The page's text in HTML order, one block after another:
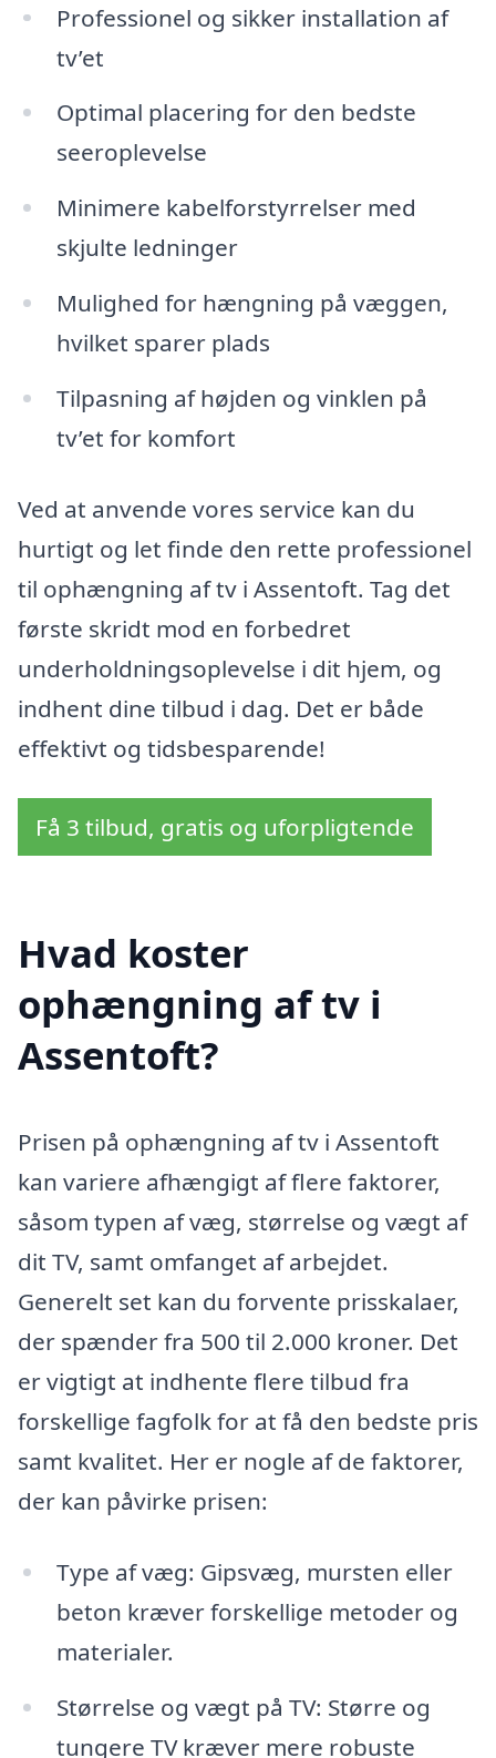
Professionel og sikker installation af
tv’et
Optimal placering for den bedste
seeroplevelse
Minimere kabelforstyrrelser med
skjulte ledninger
Mulighed for hængning på væggen,
hvilket sparer plads
Tilpasning af højden og vinklen på
tv’et for komfort
Ved at anvende vores service kan du
hurtigt og let finde den rette professionel
til ophængning af tv i Assentoft. Tag det
første skridt mod en forbedret
underholdningsoplevelse i dit hjem, og
indhent dine tilbud i dag. Det er både
effektivt og tidsbesparende!
Få 3 tilbud, gratis og uforpligtende
Hvad koster
ophængning af tv i
Assentoft?
Prisen på ophængning af tv i Assentoft
kan variere afhængigt af flere faktorer,
såsom typen af væg, størrelse og vægt af
dit TV, samt omfanget af arbejdet.
Generelt set kan du forvente prisskalaer,
der spænder fra 500 til 2.000 kroner. Det
er vigtigt at indhente flere tilbud fra
forskellige fagfolk for at få den bedste pris
samt kvalitet. Her er nogle af de faktorer,
der kan påvirke prisen:
Type af væg: Gipsvæg, mursten eller
beton kræver forskellige metoder og
materialer.
Størrelse og vægt på TV: Større og
tungere TV kræver mere robuste